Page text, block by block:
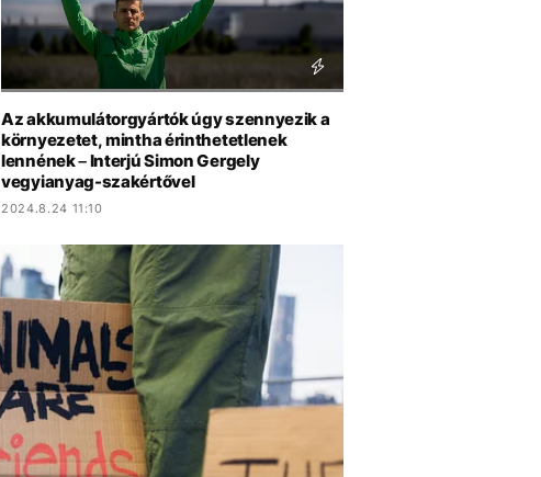
Az akkumulátorgyártók úgy szennyezik a
környezetet, mintha érinthetetlenek
lennének – Interjú Simon Gergely
vegyianyag-szakértővel
2024.8.24 11:10